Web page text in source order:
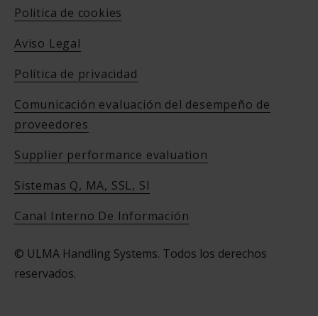
Politica de cookies
Aviso Legal
Política de privacidad
Comunicación evaluación del desempeño de
proveedores
Supplier performance evaluation
Sistemas Q, MA, SSL, SI
Canal Interno De Información
© ULMA Handling Systems. Todos los derechos
reservados.